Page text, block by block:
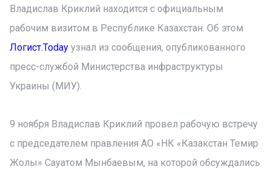
Владислав Криклий находится с официальным
рабочим визитом в Республике Казахстан. Об этом
Логист.Today узнал из сообщения, опубликованного
пресс-службой Министерства инфраструктуры
Украины (МИУ).
9 ноября Владислав Криклий провел рабочую встречу
с председателем правления АО «НК «Казакстан Темир
Жолы» Сауатом Мынбаевым, на которой обсуждались